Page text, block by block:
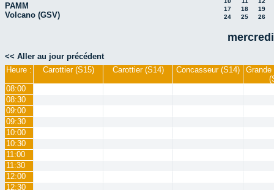
PAMM
Volcano (GSV)
17
18
19
24
25 26
<< Aller au jour précédent
Heure :
Carottier (S15) Carottier (S14) Concasseur (S14)
08:00
08:30
09:00
09:30
10:00
10:30
11:00
11:30
12:00
12:30